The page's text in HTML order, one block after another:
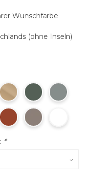
Wunschfarbe
(ohne Inseln)
*